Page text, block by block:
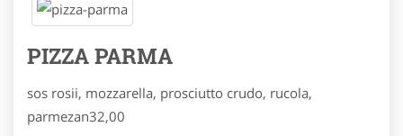
PIZZA PARMA
sos rosii, mozzarella, prosciutto crudo, rucola,
parmezan32,00